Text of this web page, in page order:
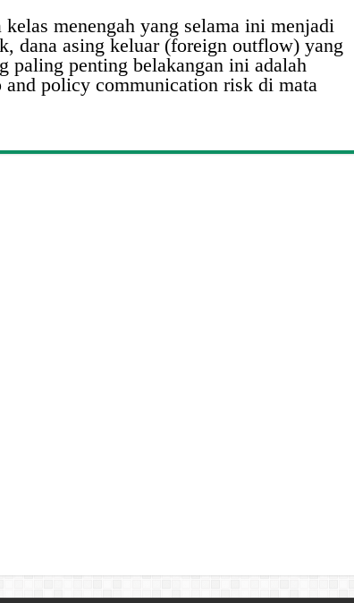
menengah yang selama ini menjadi
dana asing keluar (foreign outflow) yang
paling penting belakangan ini adalah
and policy communication risk di mata